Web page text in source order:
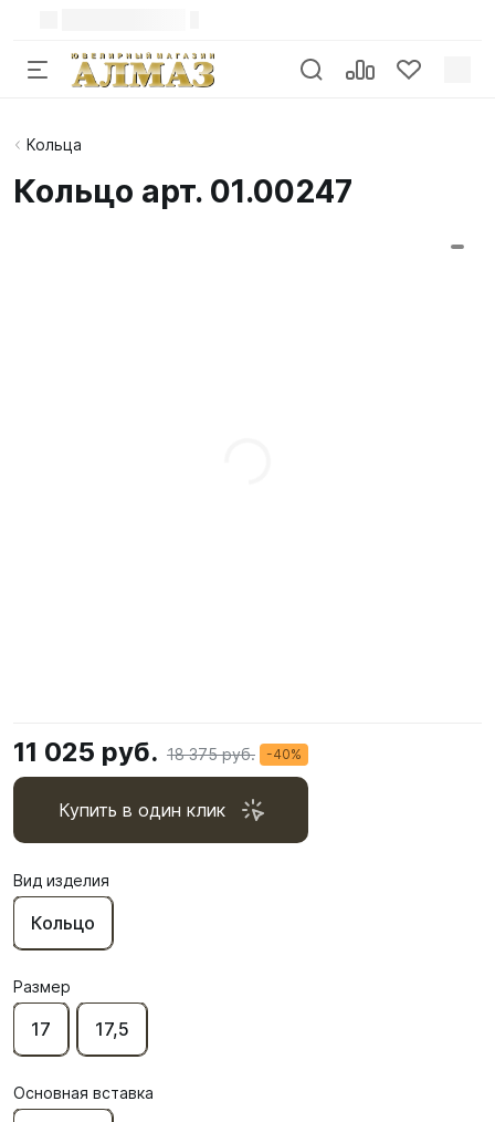
Кольца
Кольцо арт. 01.00247
11 025 руб. 18 375 руб. -40%
Купить в один клик
Вид изделия
Кольцо
Размер
17 17,5
Основная вставка